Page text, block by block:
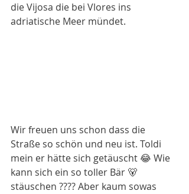
die Vijosa die bei Vlores ins
adriatische Meer mündet.
Wir freuen uns schon dass die
Straße so schön und neu ist. Toldi
mein er hätte sich getäuscht 😂 Wie
kann sich ein so toller Bär 🐻
stäuschen ???? Aber kaum sowas